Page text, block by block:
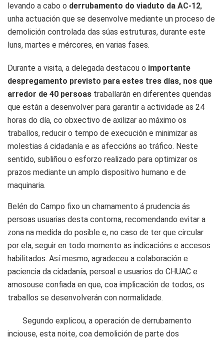
levando a cabo o derrubamento do viaduto da AC-12,
unha actuación que se desenvolve mediante un proceso de
demolición controlada das súas estruturas, durante este
luns, martes e mércores, en varias fases.
Durante a visita, a delegada destacou o importante
despregamento previsto para estes tres días, nos que
arredor de 40 persoas traballarán en diferentes quendas
que están a desenvolver para garantir a actividade as 24
horas do día, co obxectivo de axilizar ao máximo os
traballos, reducir o tempo de execución e minimizar as
molestias á cidadanía e as afeccións ao tráfico. Neste
sentido, subliñou o esforzo realizado para optimizar os
prazos mediante un amplo dispositivo humano e de
maquinaria.
Belén do Campo fixo un chamamento á prudencia ás
persoas usuarias desta contorna, recomendando evitar a
zona na medida do posible e, no caso de ter que circular
por ela, seguir en todo momento as indicacións e accesos
habilitados. Así mesmo, agradeceu a colaboración e
paciencia da cidadanía, persoal e usuarios do CHUAC e
amosouse confiada en que, coa implicación de todos, os
traballos se desenvolverán con normalidade.
Segundo explicou, a operación de derrubamento
inciouse, esta noite, coa demolición de parte dos